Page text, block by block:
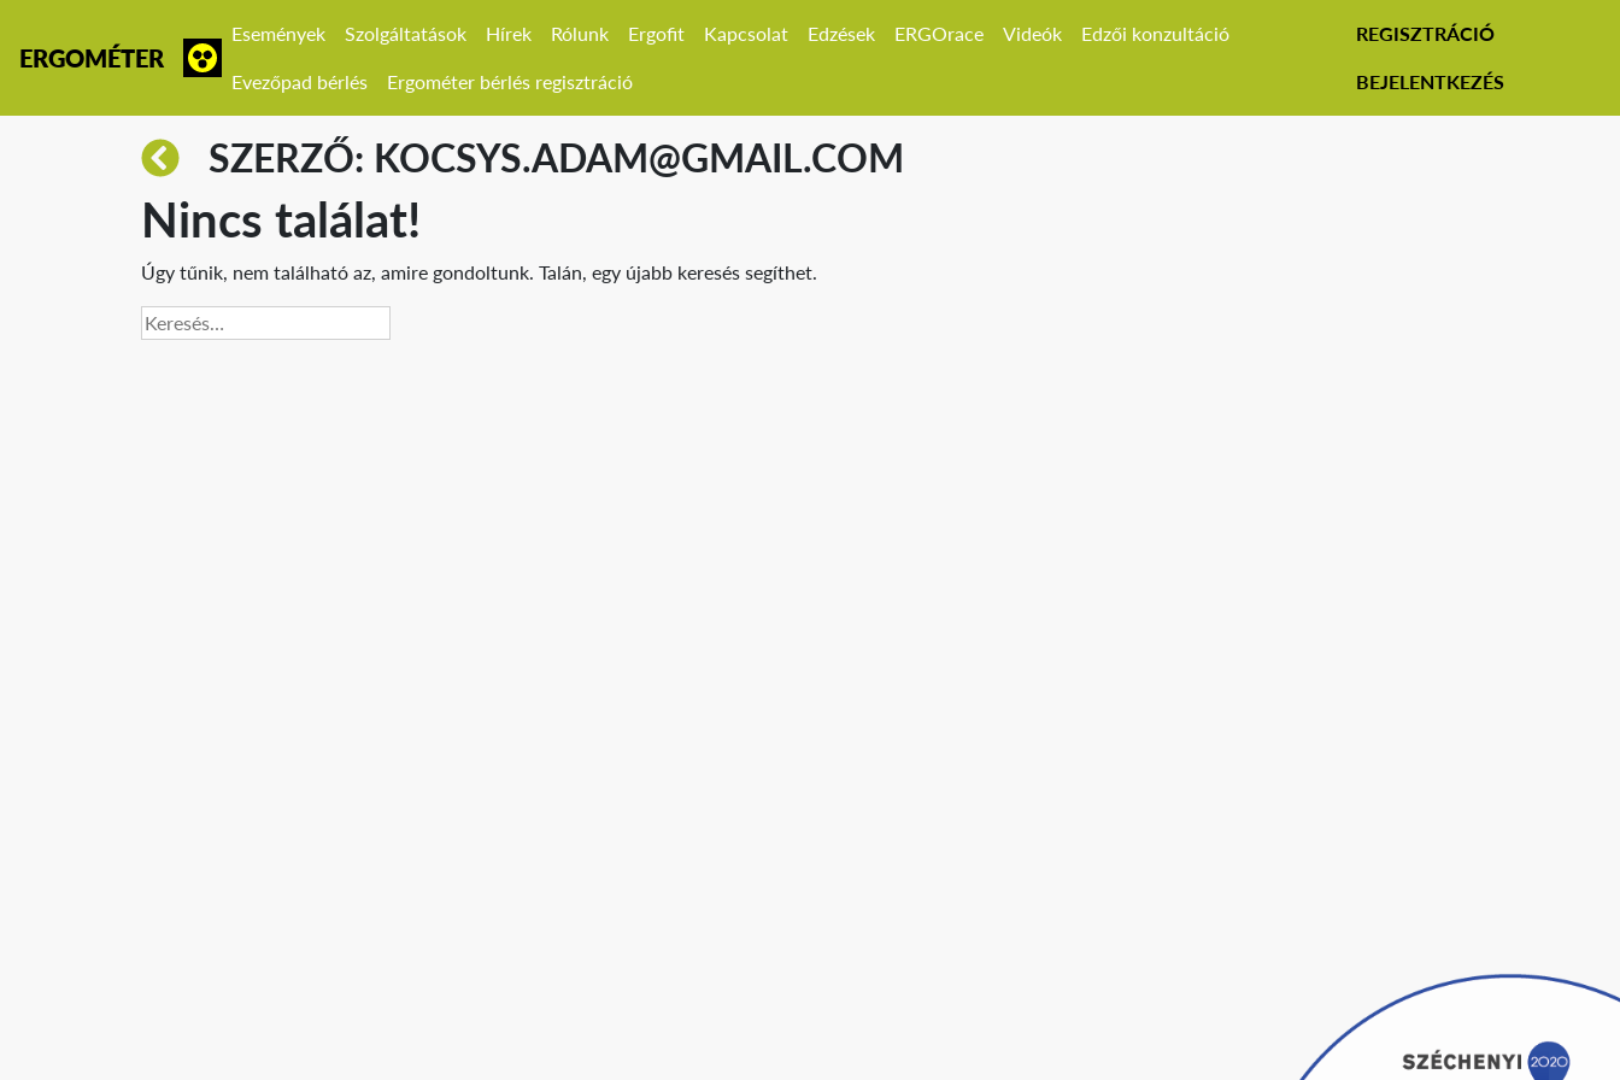
ERGOMÉTER
Események Szolgáltatások Hírek Rólunk Ergofit Kapcsolat Edzések ERGOrace Videók Edzői konzultáció
Evezőpad bérlés Ergométer bérlés regisztráció
REGISZTRÁCIÓ
BEJELENTKEZÉS
SZERZŐ: KOCSYS.ADAM@GMAIL.COM
Nincs találat!
Úgy tűnik, nem található az, amire gondoltunk. Talán, egy újabb keresés segíthet.
Keresés: